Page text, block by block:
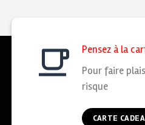
Pensez à la
Pour faire
risque
CARTE